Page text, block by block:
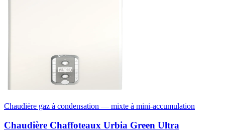
Chaudière gaz à condensation — mixte à mini-accumulation
Chaudière Chaffoteaux Urbia Green Ultra